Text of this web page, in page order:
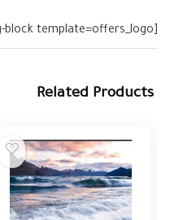
[content-egg-block template=offers_logo]
Related Products